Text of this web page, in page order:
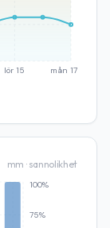
lör 15 mån 17
mm · sannolikhet
75%
100%